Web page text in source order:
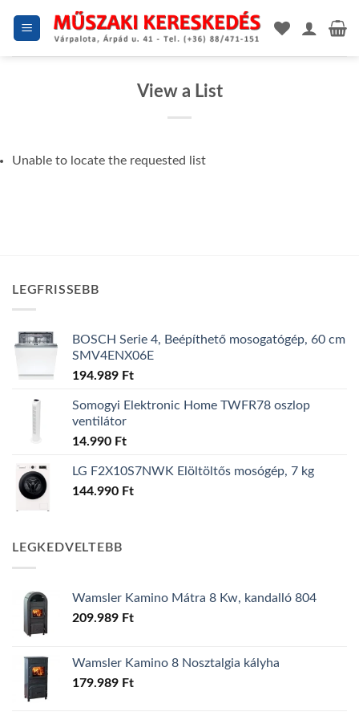
View a List
Unable to locate the requested list
LEGFRISSEBB
BOSCH Serie 4, Beépíthető mosogatógép, 60 cm
SMV4ENX06E
194.989 Ft
Somogyi Elektronic Home TWFR78 oszlop
ventilátor
14.990 Ft
LG F2X10S7NWK Elöltöltős mosógép, 7 kg
144.990 Ft
LEGKEDVELTEBB
Wamsler Kamino Mátra 8 Kw, kandalló 804
209.989 Ft
Wamsler Kamino 8 Nosztalgia kályha
179.989 Ft